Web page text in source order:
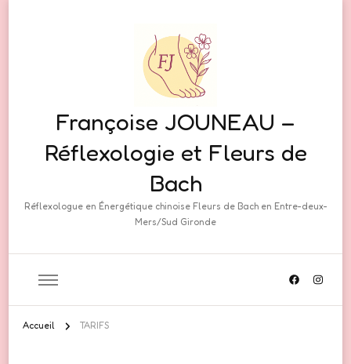
Françoise JOUNEAU –
Réflexologie et Fleurs de
Bach
Réflexologue en Énergétique chinoise Fleurs de Bach en Entre-deux-
Mers/Sud Gironde
Accueil TARIFS